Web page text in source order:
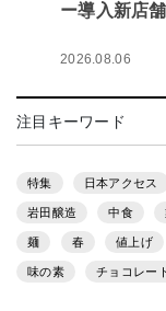
ー導入新店
2026.08.06
注目キーワード
特集 日本アクセス
岩田醸造 中食
麺 春 値上げ
味の素 チョコレー